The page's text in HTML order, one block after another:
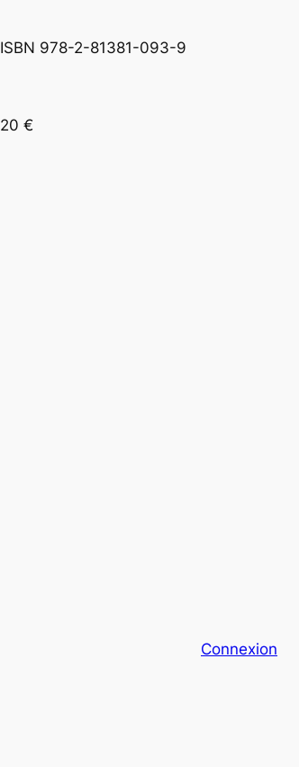
ISBN 978-2-81381-093-9
20 €
Connexion